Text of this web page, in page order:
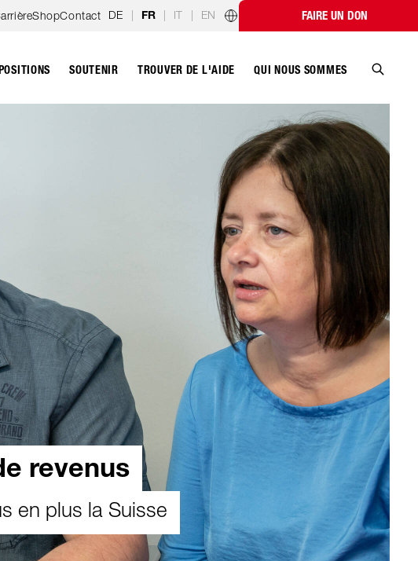
ShopContact DE | FR | IT | EN
Programmes par paysFAIRE UN DON
SOUTENIR TROUVER DE L'AIDE QUI NOUS SOMMES
revenus
en plus la Suisse